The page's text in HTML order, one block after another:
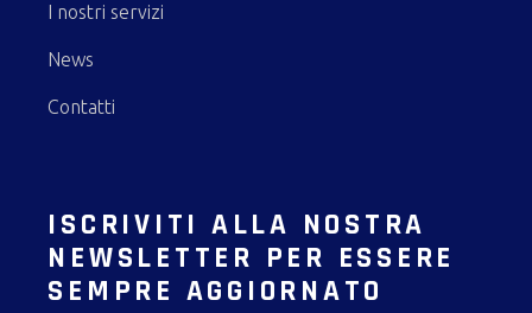
I nostri servizi
News
Contatti
ISCRIVITI ALLA NOSTRA
NEWSLETTER PER ESSERE
SEMPRE AGGIORNATO